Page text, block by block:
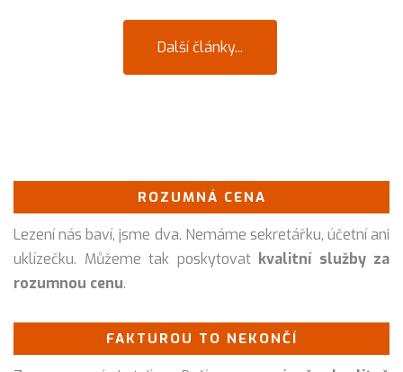
Další články...
ROZUMNÁ CENA
Lezení nás baví, jsme dva. Nemáme sekretářku, účetní ani
uklízečku. Můžeme tak poskytovat kvalitní služby za
rozumnou cenu.
FAKTUROU TO NEKONČÍ